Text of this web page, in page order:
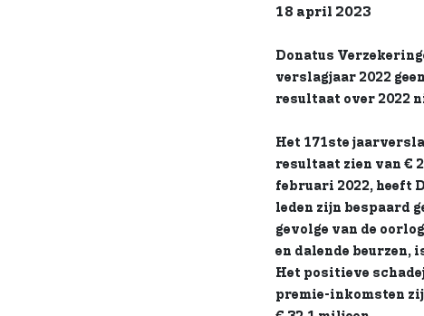
18 april 2023
Donatus
verslagjaar 2022
resultaat over 2022
Het 171ste
resultaat zien van €
februari 2022, heeft
leden zijn bespaard
gevolge van de
en dalende beurzen,
Het positieve
premie-inkomsten